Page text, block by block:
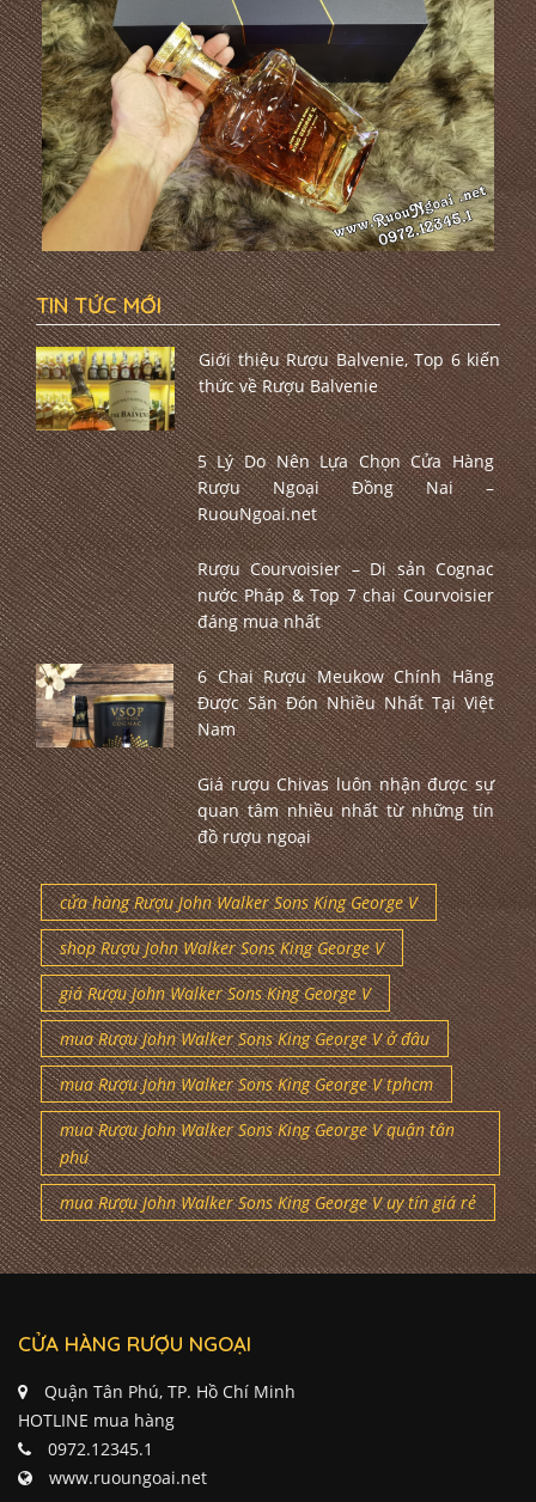
TIN TỨC MỚI
Giới thiệu Rượu Balvenie, Top 6 kiến
thức về Rượu Balvenie
5 Lý Do Nên Lựa Chọn Cửa Hàng
Rượu Ngoại Đồng Nai –
RuouNgoai.net
Rượu Courvoisier – Di sản Cognac
nước Pháp & Top 7 chai Courvoisier
đáng mua nhất
6 Chai Rượu Meukow Chính Hãng
Được Săn Đón Nhiều Nhất Tại Việt
Nam
Giá rượu Chivas luôn nhận được sự
quan tâm nhiều nhất từ những tín
đồ rượu ngoại
cửa hàng Rượu John Walker Sons King George V
shop Rượu John Walker Sons King George V
giá Rượu John Walker Sons King George V
mua Rượu John Walker Sons King George V ở đâu
mua Rượu John Walker Sons King George V tphcm
mua Rượu John Walker Sons King George V quận tân
phú
mua Rượu John Walker Sons King George V uy tín giá rẻ
CỬA HÀNG RƯỢU NGOẠI
Quận Tân Phú, TP. Hồ Chí Minh
HOTLINE mua hàng
0972.12345.1
www.ruoungoai.net